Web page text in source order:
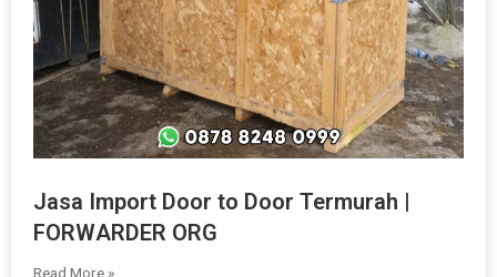
Jasa Import Door to Door Termurah |
FORWARDER ORG
Read More »